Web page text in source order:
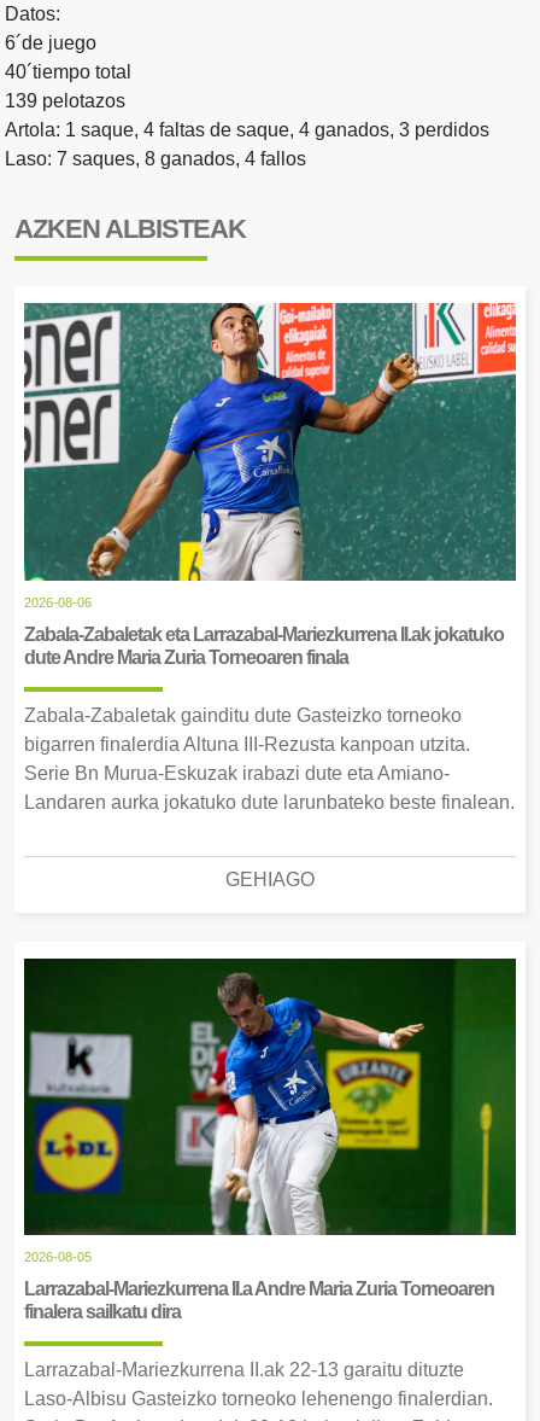
Datos:
6´de juego
40´tiempo total
139 pelotazos
Artola: 1 saque, 4 faltas de saque, 4 ganados, 3 perdidos
Laso: 7 saques, 8 ganados, 4 fallos
AZKEN ALBISTEAK
2026-08-06
Zabala-Zabaletak eta Larrazabal-Mariezkurrena II.ak jokatuko
dute Andre Maria Zuria Torneoaren finala
Zabala-Zabaletak gainditu dute Gasteizko torneoko
bigarren finalerdia Altuna III-Rezusta kanpoan utzita.
Serie Bn Murua-Eskuzak irabazi dute eta Amiano-
Landaren aurka jokatuko dute larunbateko beste finalean.
GEHIAGO
2026-08-05
Larrazabal-Mariezkurrena II.a Andre Maria Zuria Torneoaren
finalera sailkatu dira
Larrazabal-Mariezkurrena II.ak 22-13 garaitu dituzte
Laso-Albisu Gasteizko torneoko lehenengo finalerdian.